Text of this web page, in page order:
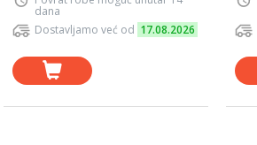
dana
Dostavljamo već od 17.08.2026